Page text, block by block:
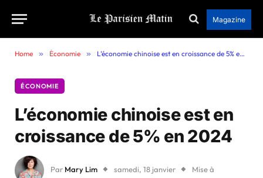
Magazine
Home » Économie » L’économie chinoise est en croissance de 5% en 2024
ÉCONOMIE
L’économie chinoise est en
croissance de 5% en 2024
Par Mary Lim samedi, 18 janvier Mise à